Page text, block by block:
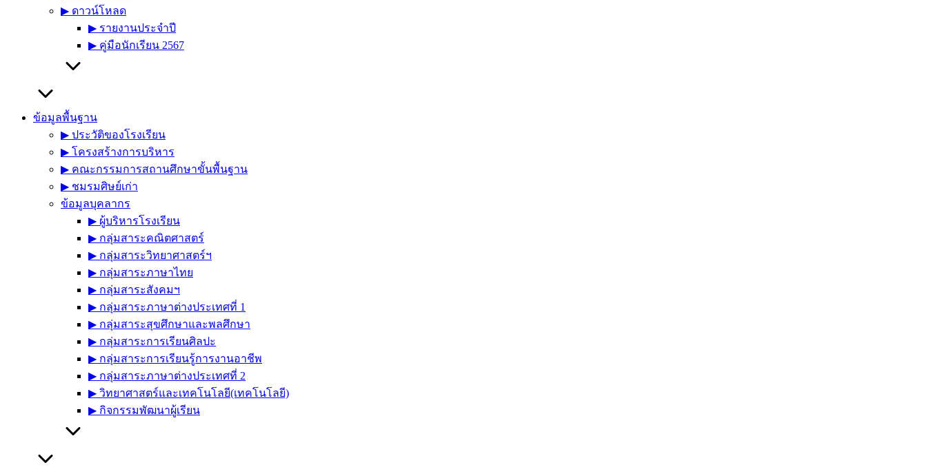
▶︎ ดาวน์โหลด
▶︎ รายงานประจำปี
▶︎ คู่มือนักเรียน 2567
ข้อมูลพื้นฐาน
▶︎ ประวัติของโรงเรียน
▶︎ โครงสร้างการบริหาร
▶︎ คณะกรรมการสถานศึกษาขั้นพื้นฐาน
▶︎ ชมรมศิษย์เก่า
ข้อมูลบุคลากร
▶︎ ผู้บริหารโรงเรียน
▶︎ กลุ่มสาระคณิตศาสตร์
▶︎ กลุ่มสาระวิทยาศาสตร์ฯ
▶︎ กลุ่มสาระภาษาไทย
▶︎ กลุ่มสาระสังคมฯ
▶︎ กลุ่มสาระภาษาต่างประเทศที่ 1
▶︎ กลุ่มสาระสุขศึกษาและพลศึกษา
▶︎ กลุ่มสาระการเรียนศิลปะ
▶︎ กลุ่มสาระการเรียนรู้การงานอาชีพ
▶︎ กลุ่มสาระภาษาต่างประเทศที่ 2
▶︎ วิทยาศาสตร์และเทคโนโลยี(เทคโนโลยี)
▶︎ กิจกรรมพัฒนาผู้เรียน